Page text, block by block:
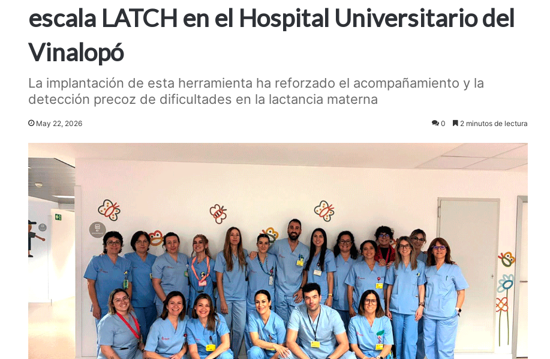
escala LATCH en el Hospital Universitario del
Vinalopó
La implantación de esta herramienta ha reforzado el acompañamiento y la
detección precoz de dificultades en la lactancia materna
May 22, 2026 0 2 minutos de lectura